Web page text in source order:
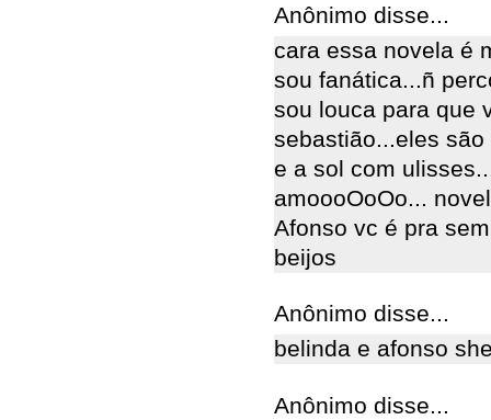
Anônimo disse...
cara essa novela é
sou fanática...ñ
sou louca para que
sebastião...eles são
e a sol com
amoooOoOo...
Afonso vc é pra
beijos
Anônimo disse...
belinda e afonso
Anônimo disse...